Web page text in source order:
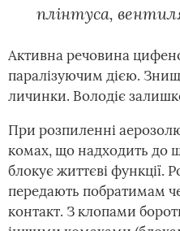
плінтуса,
Активна речовина
паралізуючим дією.
личинки. Володіє
При розпиленні
комах, що надходить до
блокує життєві функції.
передають побратимам
контакт. З клопами